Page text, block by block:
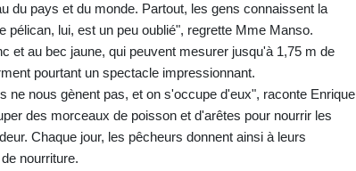
du pays et du monde. Partout, les gens connaissent la
pélican, lui, est un peu oublié", regrette Mme Manso.
et au bec jaune, qui peuvent mesurer jusqu'à 1,75 m de
pourtant un spectacle impressionnant.
ne nous gènent pas, et on s'occupe d'eux", raconte Enrique
des morceaux de poisson et d'arêtes pour nourrir les
Chaque jour, les pêcheurs donnent ainsi à leurs
nourriture.